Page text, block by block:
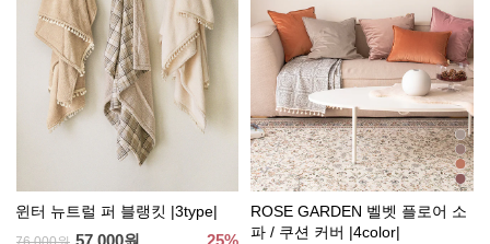
윈터 뉴트럴 퍼 블랭킷 |3type|
ROSE GARDEN 벨벳 플로어 소
파 / 쿠션 커버 |4color|